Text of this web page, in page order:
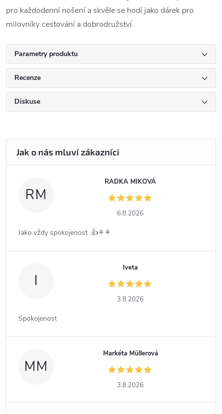
pro každodenní nošení a skvěle se hodí jako dárek pro
milovníky cestování a dobrodružství.
Parametry produktu
Recenze
Diskuse
RM
RADKA MIKOVÁ
6.8.2026
Jako vždy spokojenost .👍⚘️⚘️
I
Iveta
3.8.2026
Spokojenost
MM
Markéta Müllerová
3.8.2026